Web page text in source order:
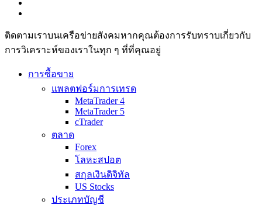
ติดตามเราบนเครือข่ายสังคมหากคุณต้องการรับทราบเกี่ยวกับ
การวิเ­คราะห์ของเราในทุก ๆ ที่ที่คุณอยู่
การซื้อขาย
แพลตฟอร์มการเทรด
MetaTrader 4
MetaTrader 5
cTrader
ตลาด
Forex
โลหะสปอต
สกุลเงินดิจิทัล
US Stocks
ประเภทบัญชี